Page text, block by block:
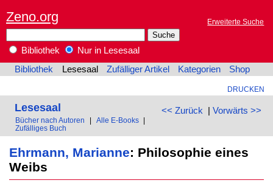
Zeno.org Erweiterte Suche
Bibliothek
Nur in Lesesaal
Bibliothek
Lesesaal Zufälliger Artikel Kategorien Shop
DRUCKEN
<< Zurück | Vorwärts >>
Lesesaal
Bücher nach Autoren Alle E-Books
Zufälliges Buch
Ehrmann, Marianne: Philosophie eines
Weibs